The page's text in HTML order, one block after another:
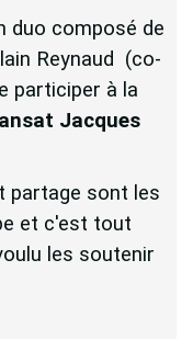
duo composé de
Reynaud (co-
participer à la
Jacques
partage sont les
et c'est tout
les soutenir